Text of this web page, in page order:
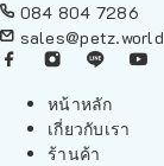
084 804 7286
sales@petz.world
หน้าหลัก
เกี่ยวกับเรา
ร้านค้า